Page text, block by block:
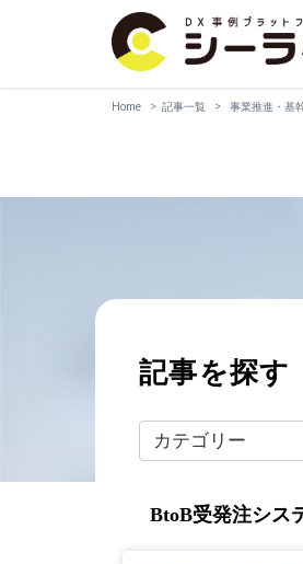
Home 記事一覧 事業推進・基
記事を探す
カテゴリー
BtoB受発注シス